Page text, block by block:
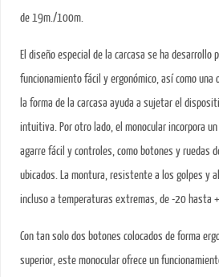
de 19m./100m.
El diseño especial de la carcasa se ha desarrollo
funcionamiento fácil y ergonómico, así como una
la forma de la carcasa ayuda a sujetar el
intuitiva. Por otro lado, el monocular incorpora
agarre fácil y controles, como botones y ruedas
ubicados. La montura, resistente a los golpes y
incluso a temperaturas extremas, de -20 hasta
Con tan solo dos botones colocados de forma
superior, este monocular ofrece un